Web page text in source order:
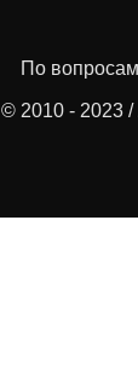
По
© 2010 - 2023 /